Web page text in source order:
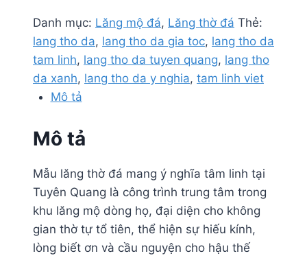
Danh mục: Lăng mộ đá, Lăng thờ đá Thẻ:
lang tho da, lang tho da gia toc, lang tho da
tam linh, lang tho da tuyen quang, lang tho
da xanh, lang tho da y nghia, tam linh viet
Mô tả
Mô tả
Mẫu lăng thờ đá mang ý nghĩa tâm linh tại
Tuyên Quang là công trình trung tâm trong
khu lăng mộ dòng họ, đại diện cho không
gian thờ tự tổ tiên, thể hiện sự hiếu kính,
lòng biết ơn và cầu nguyện cho hậu thế